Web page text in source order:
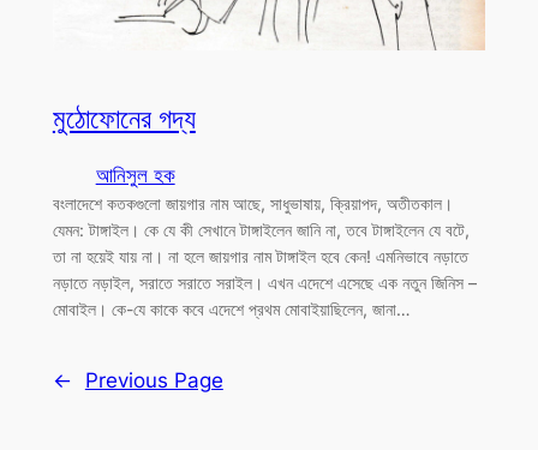
মুঠোফোনের গদ্য
আনিসুল হক
বংলাদেশে কতকগুলো জায়গার নাম আছে, সাধুভাষায়, ক্রিয়াপদ, অতীতকাল।
যেমন: টাঙ্গাইল। কে যে কী সেখানে টাঙ্গাইলেন জানি না, তবে টাঙ্গাইলেন যে বটে,
তা না হয়েই যায় না। না হলে জায়গার নাম টাঙ্গাইল হবে কেন! এমনিভাবে নড়াতে
নড়াতে নড়াইল, সরাতে সরাতে সরাইল। এখন এদেশে এসেছে এক নতুন জিনিস –
মোবাইল। কে-যে কাকে কবে এদেশে প্রথম মোবাইয়াছিলেন, জানা…
← Previous Page